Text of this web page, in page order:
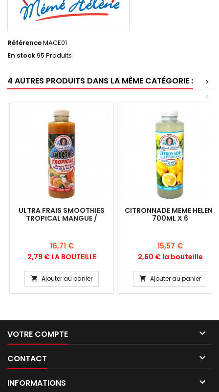
RéférenceMACE01
En stock95 Produits
4 AUTRES PRODUITS DANS LA MÊME CATÉGORIE :
>
<
ULTRA FRAIS SMOOTHIES
TROPICAL MANGUE /
Prix
16,71 €
2,79 € LA BOUTEILLE
 Ajouter au panier
CITRONNADE MEME HELENE
700ML X 6
Prix
15,57 €
2,60 € la bouteille
 Ajouter au panier
VOTRE COMPTE 
CONTACT 
INFORMATIONS 